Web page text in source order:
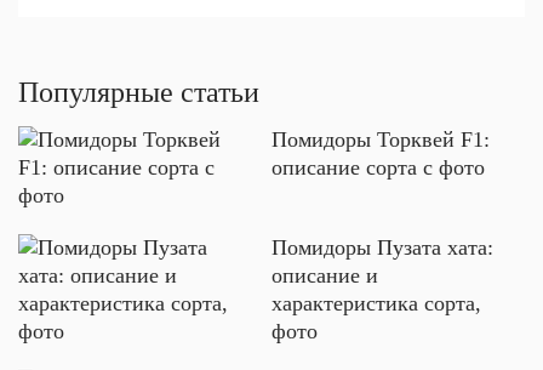
Популярные статьи
Помидоры Торквей F1:
описание сорта с фото
Помидоры Пузата хата:
описание и
характеристика сорта,
фото